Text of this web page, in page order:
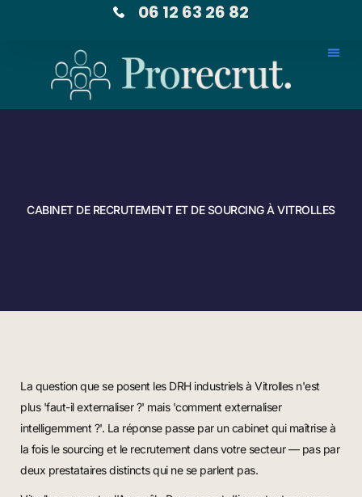
06 12 63 26 82
CABINET DE RECRUTEMENT ET DE SOURCING À VITROLLES
La question que se posent les DRH industriels à Vitrolles n'est
plus 'faut-il externaliser ?' mais 'comment externaliser
intelligemment ?'. La réponse passe par un cabinet qui maîtrise à
la fois le sourcing et le recrutement dans votre secteur — pas par
deux prestataires distincts qui ne se parlent pas.